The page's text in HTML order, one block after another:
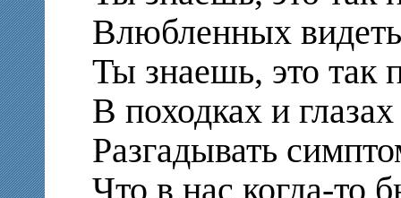
Влюбленных
Ты знаешь, это так
В походках и
Разгадывать